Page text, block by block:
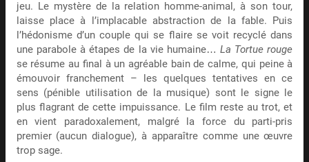
jeu. Le mystère de la relation homme-animal, à son tour,
laisse place à l’implacable abstraction de la fable. Puis
l’hédonisme d’un couple qui se flaire se voit recyclé dans
une parabole à étapes de la vie humaine…La Tortue rouge
se résume au final à un agréable bain de calme, qui peine à
émouvoir franchement – les quelques tentatives en ce
sens (pénible utilisation de la musique) sont le signe le
plus flagrant de cette impuissance. Le film reste au trot, et
en vient paradoxalement, malgré la force du parti-pris
premier (aucun dialogue), à apparaître comme une œuvre
trop sage.